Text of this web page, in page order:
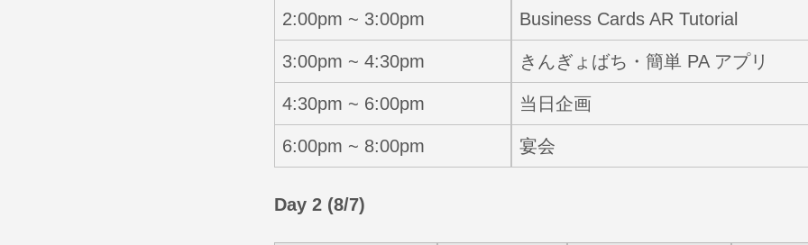
2:00pm ~ 3:00pm Business Cards AR Tutorial
3:00pm ~ 4:30pm きんぎょばち・簡単 PA アプリ
4:30pm ~ 6:00pm 当日企画
6:00pm ~ 8:00pm 宴会
Day 2 (8/7)